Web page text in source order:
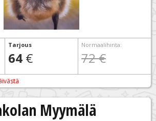
Tarjous
64 €
Normaalihinta:
72 €
Myymälä